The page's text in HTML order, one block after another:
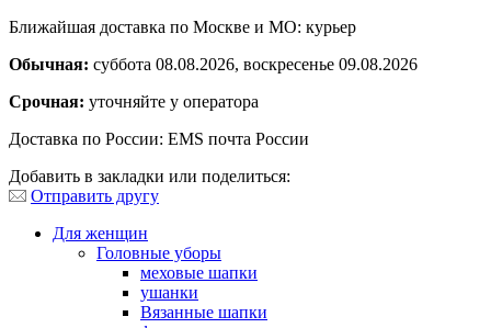
Ближайшая доставка по Москве и МО: курьер
Обычная: суббота 08.08.2026, воскресенье 09.08.2026
Срочная: уточняйте у оператора
Доставка по России: EMS почта России
Добавить в закладки или поделиться:
Отправить другу
Для женщин
Головные уборы
меховые шапки
ушанки
Вязанные шапки